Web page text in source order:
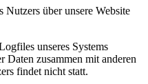
Nutzers über unsere Website
unseres Systems
Daten zusammen mit anderen
findet nicht statt.